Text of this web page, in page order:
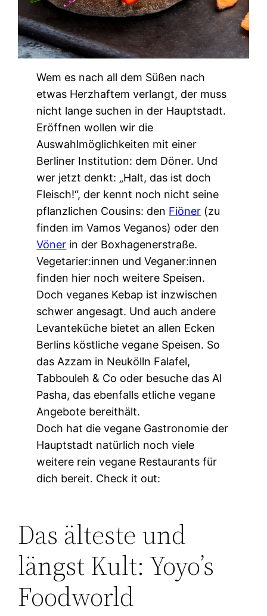
Wem es nach all dem Süßen nach
etwas Herzhaftem verlangt, der muss
nicht lange suchen in der Hauptstadt.
Eröffnen wollen wir die
Auswahlmöglichkeiten mit einer
Berliner Institution: dem Döner. Und
wer jetzt denkt: „Halt, das ist doch
Fleisch!“, der kennt noch nicht seine
pflanzlichen Cousins: den Fiöner (zu
finden im Vamos Veganos) oder den
Vöner in der Boxhagenerstraße.
Vegetarier:innen und Veganer:innen
finden hier noch weitere Speisen.
Doch veganes Kebap ist inzwischen
schwer angesagt. Und auch andere
Levanteküche bietet an allen Ecken
Berlins köstliche vegane Speisen. So
das Azzam in Neukölln Falafel,
Tabbouleh & Co oder besuche das Al
Pasha, das ebenfalls etliche vegane
Angebote bereithält.
Doch hat die vegane Gastronomie der
Hauptstadt natürlich noch viele
weitere rein vegane Restaurants für
dich bereit. Check it out:
Das älteste und
längst Kult: Yoyo’s
Foodworld